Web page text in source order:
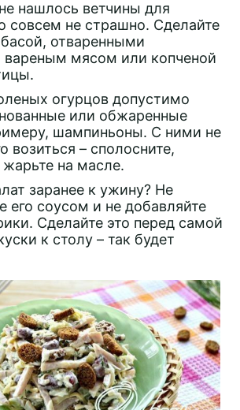
нашлось ветчины для
совсем не страшно. Сделайте
отваренными
вареным мясом или копченой
огурцов допустимо
или обжаренные
шампиньоны. С ними не
возиться – сполосните,
на масле.
заранее к ужину? Не
его соусом и не добавляйте
Сделайте это перед самой
к столу – так будет